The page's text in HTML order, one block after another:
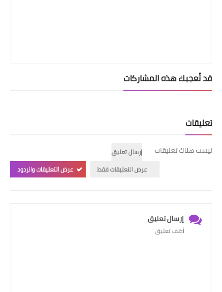
قد تُعجبك هذه المشاركات
تعليقات
ليست هناك تعليقات
إرسال تعليق
عرض التعليقات فقط
عرض التعليقات والردود
إرسال تعليق
أضف تعليق